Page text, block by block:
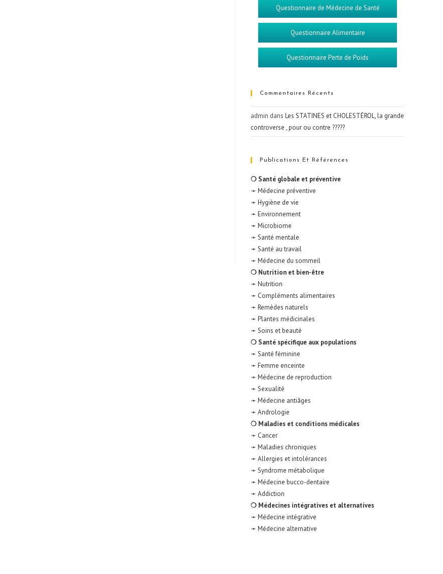
Questionnaire de Médecine de Santé
Questionnaire Alimentaire
Questionnaire Perte de Poids
Commentaires Récents
admin dansLes STATINES et CHOLESTÉROL, la grande
controverse , pour ou contre ?????
Publications Et Références
❍ Santé globale et préventive
➛ Médecine préventive
➛ Hygiène de vie
➛ Environnement
➛ Microbiome
➛ Santé mentale
➛ Santé au travail
➛ Médecine du sommeil
❍ Nutrition et bien-être
➛ Nutrition
➛ Compléments alimentaires
➛ Remèdes naturels
➛ Plantes médicinales
➛ Soins et beauté
❍ Santé spécifique aux populations
➛ Santé féminine
➛ Femme enceinte
➛ Médecine de reproduction
➛ Sexualité
➛ Médecine antiâges
➛ Andrologie
❍ Maladies et conditions médicales
➛ Cancer
➛ Maladies chroniques
➛ Allergies et intolérances
➛ Syndrome métabolique
➛ Médecine bucco-dentaire
➛ Addiction
❍ Médecines intégratives et alternatives
➛ Médecine intégrative
➛ Médecine alternative